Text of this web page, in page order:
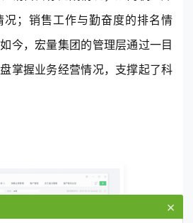
况；销售工作与勤奋度的排名情
今，宏量集团的管理层通过一目
掌握业务经营情况，支撑起了科
×